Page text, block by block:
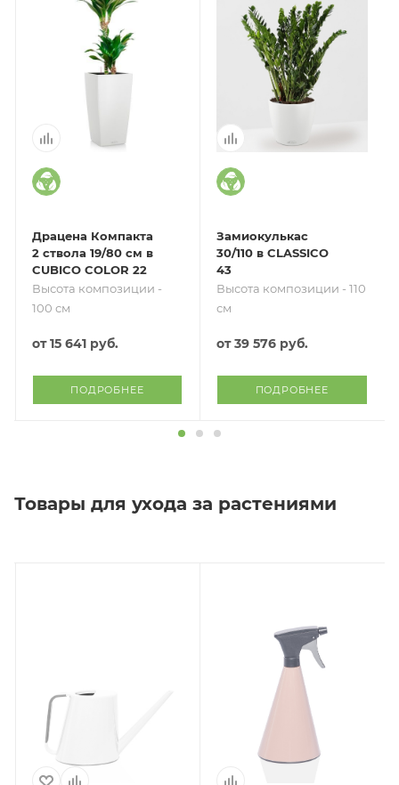
Драцена Компакта
2 ствола 19/80 см в
CUBICO COLOR 22
Высота композиции -
100 см
от15 641 руб.
ПОДРОБНЕЕ
Замиокулькас
30/110 в CLASSICO
43
Высота композиции - 110
см
от39 576 руб.
ПОДРОБНЕЕ
Товары для ухода за растениями